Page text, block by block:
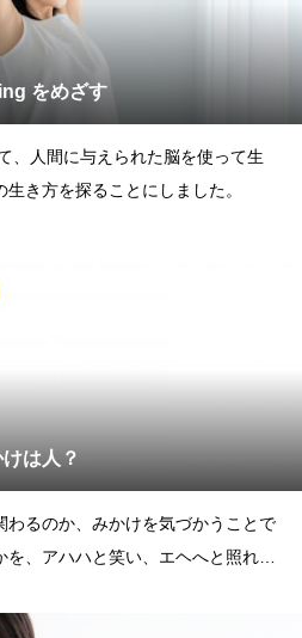
をめざす
、人間に与えられた脳を使って生
き方を探ることにしました。
は人？
わるのか、みかけを気づかうことで
、アハハと笑い、エヘへと照れな